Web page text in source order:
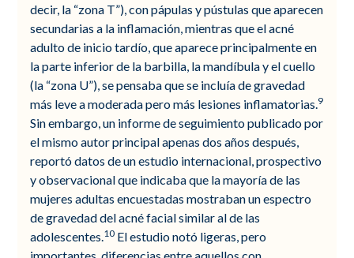
decir, la “zona T”), con pápulas y pústulas que aparecen
secundarias a la inflamación, mientras que el acné
adulto de inicio tardío, que aparece principalmente en
la parte inferior de la barbilla, la mandíbula y el cuello
(la “zona U”), se pensaba que se incluía de gravedad
más leve a moderada pero más lesiones inflamatorias.9
Sin embargo, un informe de seguimiento publicado por
el mismo autor principal apenas dos años después,
reportó datos de un estudio internacional, prospectivo
y observacional que indicaba que la mayoría de las
mujeres adultas encuestadas mostraban un espectro
de gravedad del acné facial similar al de las
adolescentes.10 El estudio notó ligeras, pero